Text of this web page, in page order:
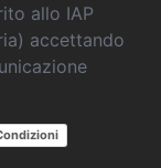
allo IAP
accettando